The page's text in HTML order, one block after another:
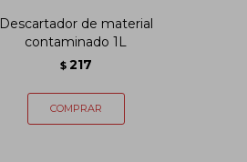
Descartador de material
contaminado 1L
$ 217